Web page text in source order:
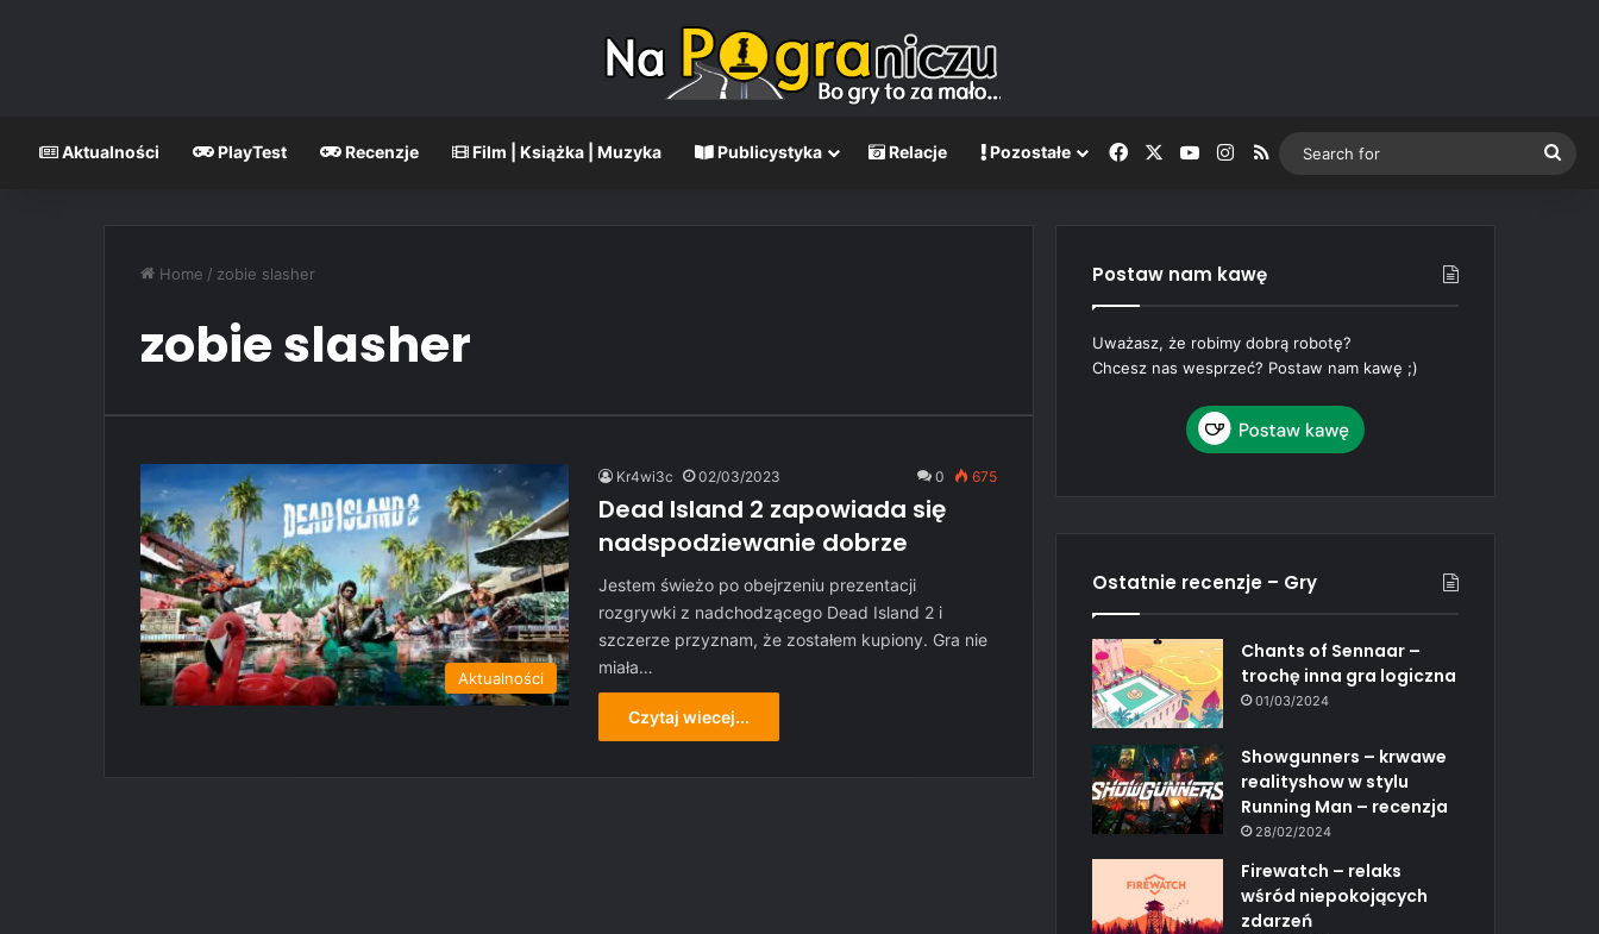
Aktualności PlayTest Recenzje Film | Książka | Muzyka Publicystyka Relacje Pozostałe Facebook YouTubeInstagram
RSS
Home / zobie slasher
zobie slasher
Aktualności
Kr4wi3c 02/03/2023 0 675
Dead Island 2 zapowiada się
nadspodziewanie dobrze
Jestem świeżo po obejrzeniu prezentacji
rozgrywki z nadchodzącego Dead Island 2 i
szczerze przyznam, że zostałem kupiony. Gra nie
miała…
Czytaj wiecej...
Postaw nam kawę
Uważasz, że robimy dobrą robotę?
Chcesz nas wesprzeć? Postaw nam kawę ;)
Ostatnie recenzje – Gry
Chants of Sennaar –
trochę inna gra logiczna
01/03/2024
Showgunners – krwawe
realityshow w stylu
Running Man – recenzja
28/02/2024
Firewatch – relaks
wśród niepokojących
zdarzeń